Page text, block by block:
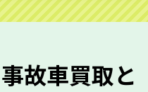
ことで車両状態や年式
の通りとなります。
故車買取と